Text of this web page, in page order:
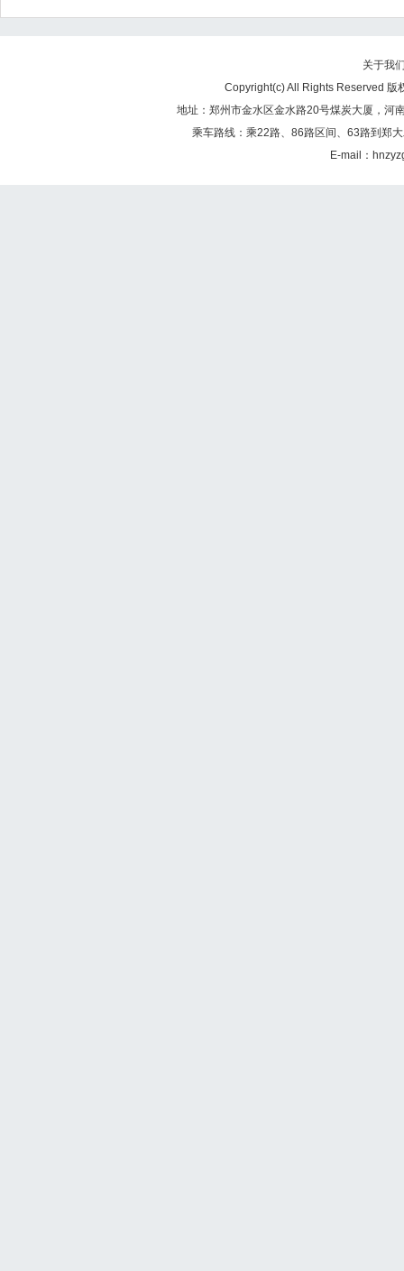
关于我
Copyright(c) All Rights Reserved 版
地址：郑州市金水区金水路20号煤炭大厦，河
乘车路线：乘22路、86路区间、63路到郑
E-mail：